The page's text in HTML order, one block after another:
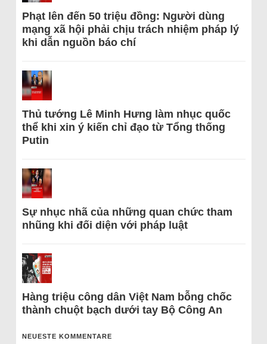
Phạt lên đến 50 triệu đồng: Người dùng
mạng xã hội phải chịu trách nhiệm pháp lý
khi dẫn nguồn báo chí
Thủ tướng Lê Minh Hưng làm nhục quốc
thể khi xin ý kiến chỉ đạo từ Tổng thống
Putin
Sự nhục nhã của những quan chức tham
nhũng khi đối diện với pháp luật
Hàng triệu công dân Việt Nam bỗng chốc
thành chuột bạch dưới tay Bộ Công An
NEUESTE KOMMENTARE